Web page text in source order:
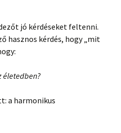
jó kérdéseket feltenni.
hasznos kérdés, hogy „mit
életedben?
a harmonikus